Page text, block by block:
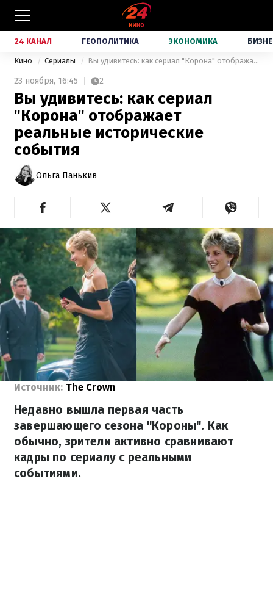
24 КАНАЛ ГЕОПОЛИТИКА ЭКОНОМИКА
Кино Сериалы Вы удивитесь: как сериал "Корона" отображает реальные исторические события
23 ноября, 16:45 2
Вы удивитесь: как сериал
"Корона" отображает
реальные исторические
события
Ольга Панькив
Источник: The Crown
Недавно вышла первая часть
завершающего сезона "Короны". Как
обычно, зрители активно сравнивают
кадры по сериалу с реальными
событиями.